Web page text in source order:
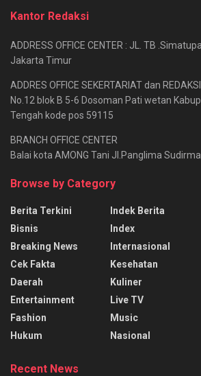
Kantor Redaksi
ADDRESS OFFICE CENTER : JL. TB
Jakarta Timur
ADDRES OFFICE SEKERTARIAT dan
No.12 blok B 5-6 Dosoman Pati wetan
Tengah kode pos 59115
BRANCH OFFICE CENTER
Balai kota AMONG Tani Jl.Panglima
Browse by Category
Berita Terkini
Bisnis
Breaking News
Cek Fakta
Daerah
Entertainment
Fashion
Hukum
Indek Berita
Index
Internasional
Kesehatan
Kuliner
Live TV
Music
Nasional
Recent News